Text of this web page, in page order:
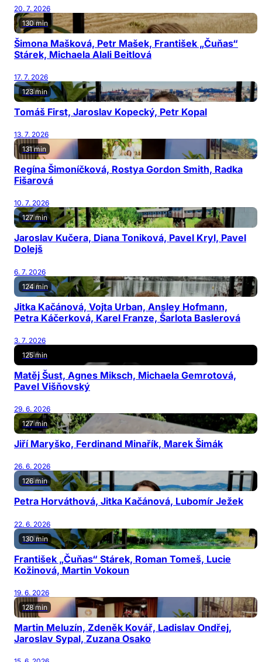
20. 7. 2026
130 min
Šimona Mašková, Petr Mašek, František „Čuňas“
Stárek, Michaela Alali Beitlová
17. 7. 2026
123 min
Tomáš First, Jaroslav Kopecký, Petr Kopal
13. 7. 2026
131 min
Regína Šimoníčková, Rostya Gordon Smith, Radka
Fišarová
10. 7. 2026
127 min
Jaroslav Kučera, Diana Toniková, Pavel Kryl, Pavel
Dolejš
6. 7. 2026
124 min
Jitka Kačánová, Vojta Urban, Ansley Hofmann,
Petra Káčerková, Karel Franze, Šarlota Baslerová
3. 7. 2026
125 min
Matěj Šust, Agnes Miksch, Michaela Gemrotová,
Pavel Višňovský
29. 6. 2026
127 min
Jiří Maryško, Ferdinand Minařík, Marek Šimák
26. 6. 2026
126 min
Petra Horváthová, Jitka Kačánová, Lubomír Ježek
22. 6. 2026
130 min
František „Čuňas“ Stárek, Roman Tomeš, Lucie
Kožinová, Martin Vokoun
19. 6. 2026
128 min
Martin Meluzín, Zdeněk Kovář, Ladislav Ondřej,
Jaroslav Sypal, Zuzana Osako